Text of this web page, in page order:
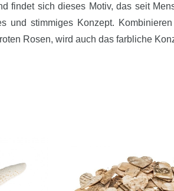
findet sich dieses Motiv, das seit
und stimmiges Konzept.
Rosen, wird auch das farbliche